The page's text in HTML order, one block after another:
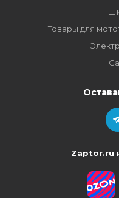
Товары для
Zaptor.ru